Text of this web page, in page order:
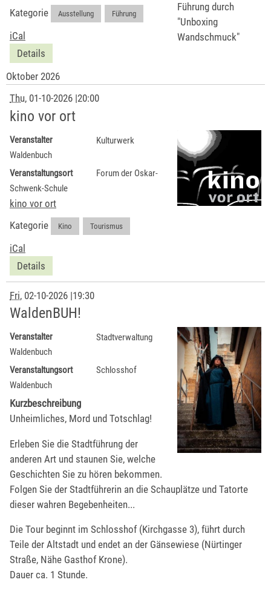
Führung durch
"Unboxing
Wandschmuck"
Kategorie Ausstellung Führung
iCal
Details
Oktober 2026
Thu, 01-10-2026 |20:00
kino vor ort
Veranstalter
Kulturwerk
Waldenbuch
Veranstaltungsort
Forum der Oskar-
Schwenk-Schule
kino vor ort
Kategorie
Kino Tourismus
iCal
Details
Fri, 02-10-2026 |19:30
WaldenBUH!
Veranstalter
Stadtverwaltung
Waldenbuch
Veranstaltungsort
Schlosshof
Waldenbuch
Kurzbeschreibung
Unheimliches, Mord und Totschlag!
Erleben Sie die Stadtführung der
anderen Art und staunen Sie, welche
Geschichten Sie zu hören bekommen.
Folgen Sie der Stadtführerin an die Schauplätze und Tatorte
dieser wahren Begebenheiten...
Die Tour beginnt im Schlosshof (Kirchgasse 3), führt durch
Teile der Altstadt und endet an der Gänsewiese (Nürtinger
Straße, Nähe Gasthof Krone).
Dauer ca. 1 Stunde.